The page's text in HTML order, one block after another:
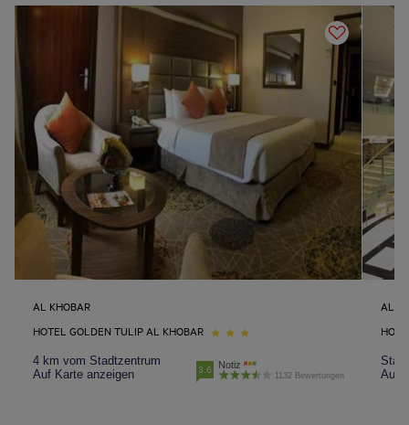
AL KHOBAR
HOTEL GOLDEN TULIP AL KHOBAR
4 km vom Stadtzentrum
Auf Karte anzeigen
3.6 Notiz
1132 Bewertungen
AL
Auf